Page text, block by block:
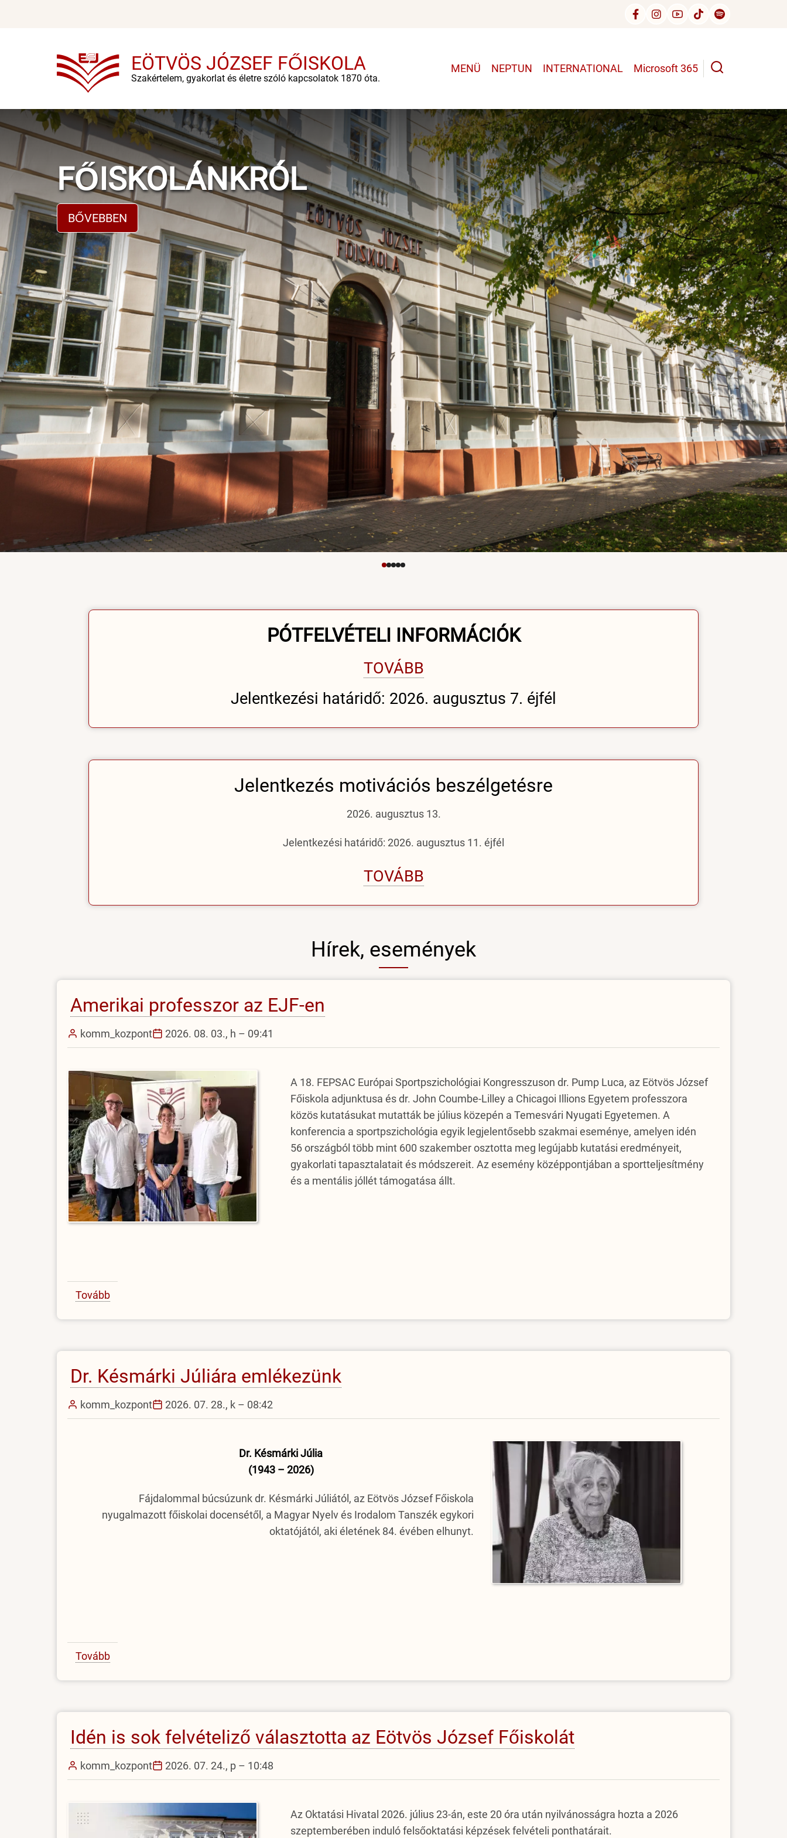
EÖTVÖS JÓZSEF FŐISKOLA
Szakértelem, gyakorlat és életre szóló kapcsolatok 1870 óta.
Main
MENÜ NEPTUN INTERNATIONAL Microsoft 365
FŐISKOLÁNKRÓL
BŐVEBBEN
PÓTFELVÉTELI INFORMÁCIÓK
TOVÁBB
Jelentkezési határidő: 2026. augusztus 7. éjfél
Jelentkezés motivációs beszélgetésre
2026. augusztus 13.
Jelentkezési határidő: 2026. augusztus 11. éjfél
TOVÁBB
Hírek, események
Amerikai professzor az EJF-en
komm_kozpont 2026. 08. 03., h – 09:41
A 18. FEPSAC Európai Sportpszichológiai Kongresszuson dr. Pump Luca, az Eötvös József
Főiskola adjunktusa és dr. John Coumbe-Lilley a Chicagoi Illions Egyetem professzora
közös kutatásukat mutatták be július közepén a Temesvári Nyugati Egyetemen. A
konferencia a sportpszichológia egyik legjelentősebb szakmai eseménye, amelyen idén
56 országból több mint 600 szakember osztotta meg legújabb kutatási eredményeit,
gyakorlati tapasztalatait és módszereit. Az esemény középpontjában a sportteljesítmény
és a mentális jóllét támogatása állt.
Tovább(Amerikai
Dr. Késmárki Júliára emlékezünk
komm_kozpont 2026. 07. 28., k – 08:42
Dr. Késmárki Júlia
(1943 – 2026)
Fájdalommal búcsúzunk dr. Késmárki Júliától, az Eötvös József Főiskola
nyugalmazott főiskolai docensétől, a Magyar Nyelv és Irodalom Tanszék egykori
oktatójától, aki életének 84. évében elhunyt.
Tovább(Dr.
Idén is sok felvételiző választotta az Eötvös József Főiskolát
komm_kozpont 2026. 07. 24., p – 10:48
Az Oktatási Hivatal 2026. július 23-án, este 20 óra után nyilvánosságra hozta a 2026
szeptemberében induló felsőoktatási képzések felvételi ponthatárait.